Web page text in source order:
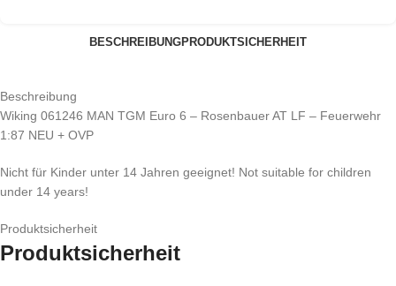
BESCHREIBUNGPRODUKTSICHERHEIT
Beschreibung
Wiking 061246 MAN TGM Euro 6 – Rosenbauer AT LF – Feuerwehr
1:87 NEU + OVP
Nicht für Kinder unter 14 Jahren geeignet! Not suitable for children
under 14 years!
Produktsicherheit
Produktsicherheit